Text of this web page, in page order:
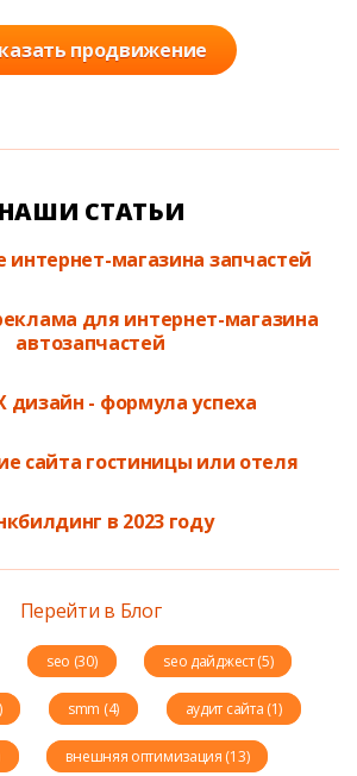
продвижение
НАШИ СТАТЬИ
магазина запчастей
для интернет-магазина
автозапчастей
дизайн - формула успеха
сайта гостиницы или отеля
в 2023 году
Перейти в Блог
seo (30) seo дайджест (5)
smm (4) аудит сайта (1)
внешняя оптимизация (13)